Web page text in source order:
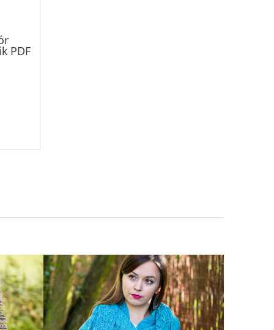
PDF